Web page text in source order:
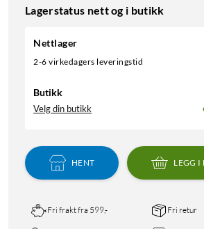
Lagerstatus nett og i butikk
Nettlager
2-6 virkedagers leveringstid
Butikk
Velg din butikk
HENT LEGG
Fri frakt fra 599,- Fri retur